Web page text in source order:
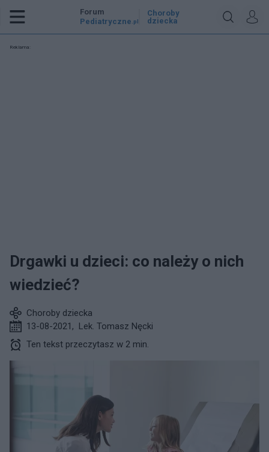
Forum
Pediatryczne .pl
Choroby
dziecka
Reklama:
Drgawki u dzieci: co należy o nich
wiedzieć?
Choroby dziecka
13-08-2021 , Lek. Tomasz Nęcki
Ten tekst przeczytasz w 2 min.